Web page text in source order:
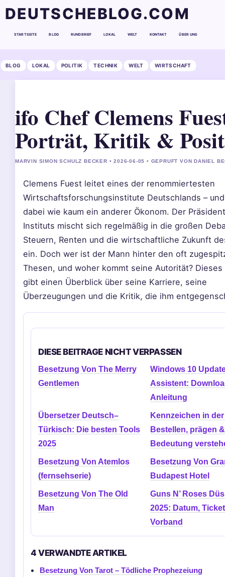
DEUTSCHEBLOG.COM
STARTSEITE BLOG RUNDBRIEF LOKAL WELT KONTAKT ÜBER UNS
BLOG LOKAL POLITIK TECHNIK WELT WIRTSCHAFT
ifo Chef Clemens
Porträt, Kritik &
MARVIN SIMON SCHULZ BECKER • 2026-06-05 • GEPRUFT VON DANIEL
Clemens Fuest leitet eines der renommiertesten
Wirtschaftsforschungsinstitute Deutschlands –
dabei wie kaum ein anderer Ökonom. Der
Instituts mischt sich regelmäßig in die großen
Steuern, Renten und die wirtschaftliche Zukunft
ein. Doch wer ist der Mann hinter den oft
Thesen, und woher kommt seine Autorität?
gibt einen Überblick über seine Karriere, seine
Überzeugungen und die Kritik, die ihm
DIESE BEITRAGE NICHT VERPASSEN
Besetzung Von The Merry
Gentlemen
Windows 10
Assistent:
Anleitung
Übersetzer Deutsch–
Türkisch: Die besten Tools
2025
Kennzeichen in
Bestellen, prägen &
Bedeutung
Besetzung Von Atemlos
(fernsehserie)
Besetzung Von
Budapest Hotel
Besetzung Von The Old
Man
Guns N’ Roses
2025: Datum,
Vorband
4 VERWANDTE ARTIKEL
Besetzung Von Tarot – Tödliche Prophezeiung